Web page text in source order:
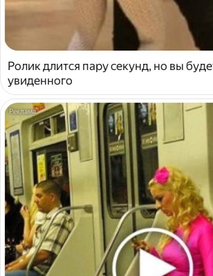
Ролик длится пару секунд, но вы
увиденного